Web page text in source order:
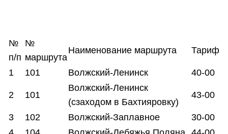
№
п/п
№
маршрута
Наименование маршрута Тариф
1 101 Волжский-Ленинск 40-00
2 101
Волжский-Ленинск
(сзаходом в Бахтияровку)
43-00
3 102 Волжский-Заплавное
30-00